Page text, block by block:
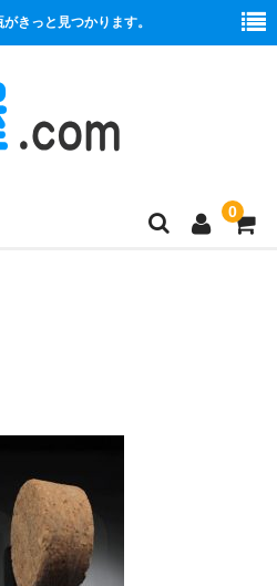
きっと見つかります。
0